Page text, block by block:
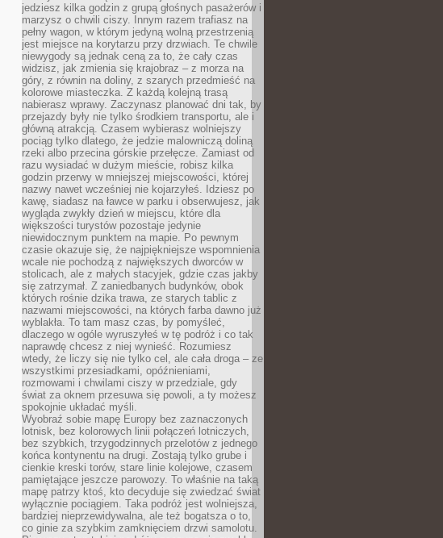
jedziesz kilka godzin z grupą głośnych pasażerów i
marzysz o chwili ciszy. Innym razem trafiasz na
pełny wagon, w którym jedyną wolną przestrzenią
jest miejsce na korytarzu przy drzwiach. Te chwile
niewygody są jednak ceną za to, że cały czas
widzisz, jak zmienia się krajobraz – z morza na
góry, z równin na doliny, z szarych przedmieść na
kolorowe miasteczka. Z każdą kolejną trasą
nabierasz wprawy. Zaczynasz planować dni tak, by
przejazdy były nie tylko środkiem transportu, ale i
główną atrakcją. Czasem wybierasz wolniejszy
pociąg tylko dlatego, że jedzie malowniczą doliną
rzeki albo przecina górskie przełęcze. Zamiast od
razu wysiadać w dużym mieście, robisz kilka
godzin przerwy w mniejszej miejscowości, której
nazwy nawet wcześniej nie kojarzyłeś. Idziesz po
kawę, siadasz na ławce w parku i obserwujesz, jak
wygląda zwykły dzień w miejscu, które dla
większości turystów pozostaje jedynie
niewidocznym punktem na mapie. Po pewnym
czasie okazuje się, że najpiękniejsze wspomnienia
wcale nie pochodzą z największych dworców w
stolicach, ale z małych stacyjek, gdzie czas jakby
się zatrzymał. Z zaniedbanych budynków, obok
których rośnie dzika trawa, ze starych tablic z
nazwami miejscowości, na których farba dawno już
wyblakła. To tam masz czas, by pomyśleć,
dlaczego w ogóle wyruszyłeś w tę podróż i co tak
naprawdę chcesz z niej wynieść. Rozumiesz
wtedy, że liczy się nie tylko cel, ale cała droga – ze
wszystkimi przesiadkami, opóźnieniami,
rozmowami i chwilami ciszy w przedziale, gdy
świat za oknem przesuwa się powoli, a ty możesz
spokojnie układać myśli.
Wyobraź sobie mapę Europy bez zaznaczonych
lotnisk, bez kolorowych linii połączeń lotniczych,
bez szybkich, trzygodzinnych przelotów z jednego
końca kontynentu na drugi. Zostają tylko grube i
cienkie kreski torów, stare linie kolejowe, czasem
pamiętające jeszcze parowozy. To właśnie na taką
mapę patrzy ktoś, kto decyduje się zwiedzać świat
wyłącznie pociągiem. Taka podróż jest wolniejsza,
bardziej nieprzewidywalna, ale też bogatsza o to,
co ginie za szybkim zamknięciem drzwi samolotu.